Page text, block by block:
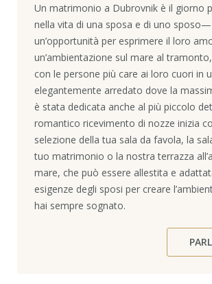
Un matrimonio a Dubrovnik è il giorno
nella vita di una sposa e di uno sposo—
un’opportunità per esprimere il loro
un’ambientazione sul mare al
con le persone più care ai loro cuori in
elegantemente arredato dove la
è stata dedicata anche al più piccolo
romantico ricevimento di nozze inizia
selezione della tua sala da favola, la
tuo matrimonio o la nostra terrazza
mare, che può essere allestita e
esigenze degli sposi per creare
hai sempre sognato.